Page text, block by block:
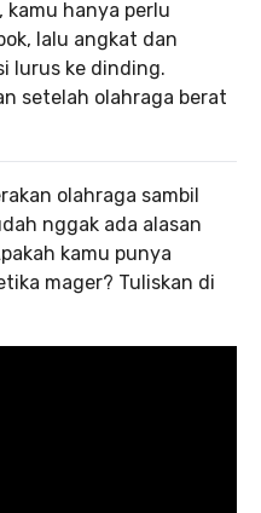
kamu hanya perlu
lalu angkat dan
lurus ke dinding.
setelah olahraga berat
olahraga sambil
nggak ada alasan
kamu punya
mager? Tuliskan di